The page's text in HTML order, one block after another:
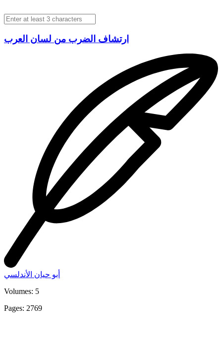
ارتشاف الضرب من لسان العرب
أبو حيان الأندلسي
Volumes: 5
Pages: 2769